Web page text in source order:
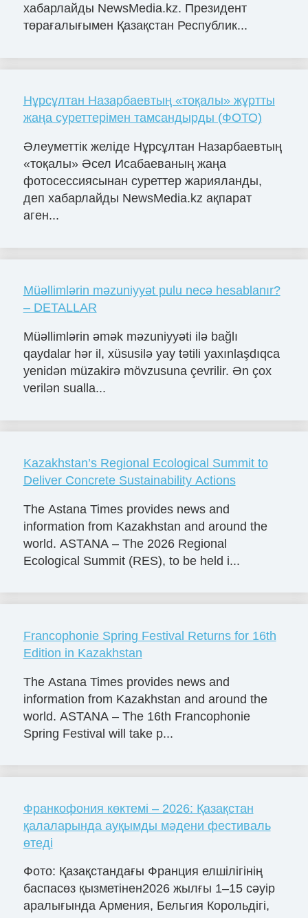
хабарлайды NewsMedia.kz. Президент
төрағалығымен Қазақстан Республик...
Нұрсұлтан Назарбаевтың «тоқалы» жұртты
жаңа суреттерімен тамсандырды (ФОТО)
Әлеуметтік желіде Нұрсұлтан Назарбаевтың
«тоқалы» Әсел Исабаеваның жаңа
фотосессиясынан суреттер жарияланды,
деп хабарлайды NewsMedia.kz ақпарат
аген...
Müəllimlərin məzuniyyət pulu necə hesablanır?
– DETALLAR
Müəllimlərin əmək məzuniyyəti ilə bağlı
qaydalar hər il, xüsusilə yay tətili yaxınlaşdıqca
yenidən müzakirə mövzusuna çevrilir. Ən çox
verilən sualla...
Kazakhstan’s Regional Ecological Summit to
Deliver Concrete Sustainability Actions
The Astana Times provides news and
information from Kazakhstan and around the
world. ASTANA – The 2026 Regional
Ecological Summit (RES), to be held i...
Francophonie Spring Festival Returns for 16th
Edition in Kazakhstan
The Astana Times provides news and
information from Kazakhstan and around the
world. ASTANA – The 16th Francophonie
Spring Festival will take p...
Франкофония көктемі – 2026: Қазақстан
қалаларында ауқымды мәдени фестиваль
өтеді
Фото: Қазақстандағы Франция елшілігінің
баспасөз қызметінен2026 жылғы 1–15 сәуір
аралығында Армения, Бельгия Корольдігі,